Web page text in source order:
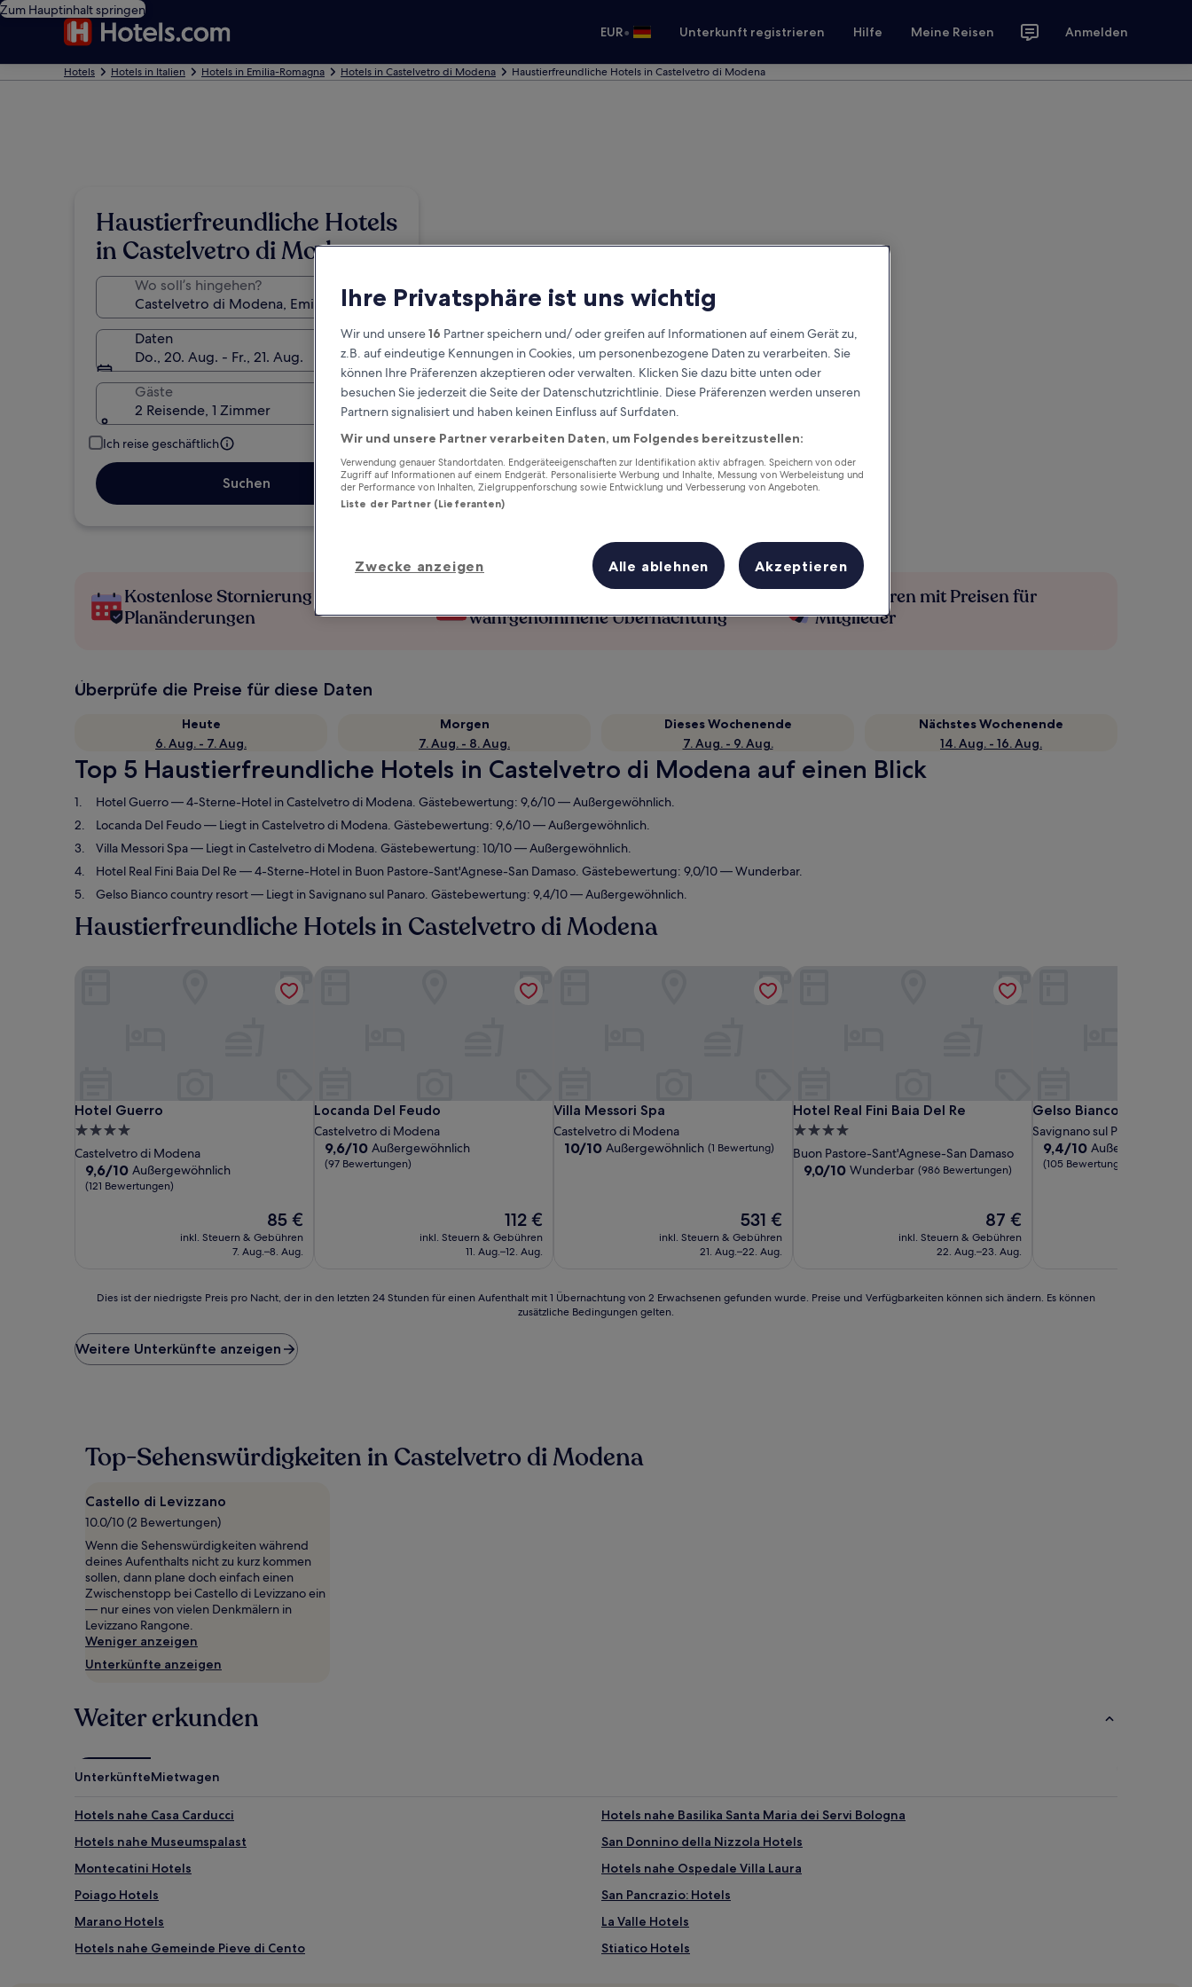
Zum Hauptinhalt springen
EUR• Unterkunft registrieren Hilfe Meine Reisen Anmelden
Hotels Hotels in Italien Hotels in Emilia-Romagna Hotels in Castelvetro di Modena Haustierfreundliche Hotels in Castelvetro di Modena
Haustierfreundliche Hotels
in Castelvetro di Modena
Wo soll’s hingehen?
Daten
Do., 20. Aug. - Fr., 21. Aug.
Gäste
2 Reisende, 1 Zimmer
Ich reise geschäftlich
Suchen
Kostenlose Stornierung bei
Planänderungen
Verdiene Prämien für jede
wahrgenommene Übernachtung
Mehr sparen mit Preisen für
Mitglieder
Überprüfe die Preise für diese Daten
Heute
6. Aug. - 7. Aug.
Morgen
7. Aug. - 8. Aug.
Dieses Wochenende
7. Aug. - 9. Aug.
Nächstes Wochenende
14. Aug. - 16. Aug.
Top 5 Haustierfreundliche Hotels in Castelvetro di Modena auf einen Blick
Hotel Guerro— 4-Sterne-Hotel in Castelvetro di Modena. Gästebewertung: 9,6/10 — Außergewöhnlich.
Locanda Del Feudo— Liegt in Castelvetro di Modena. Gästebewertung: 9,6/10 — Außergewöhnlich.
Villa Messori Spa— Liegt in Castelvetro di Modena. Gästebewertung: 10/10 — Außergewöhnlich.
Hotel Real Fini Baia Del Re— 4-Sterne-Hotel in Buon Pastore-Sant'Agnese-San Damaso. Gästebewertung: 9,0/10 — Wunderbar.
Gelso Bianco country resort— Liegt in Savignano sul Panaro. Gästebewertung: 9,4/10 — Außergewöhnlich.
Haustierfreundliche Hotels in Castelvetro di Modena
Hotel Guerro
Hotel Guerro
4.0-
Sterne-
Unterkunft
Castelvetro di Modena
9.6
von
9,6/10 Außergewöhnlich
(121 Bewertungen)
Der
Preis
beträgt
85 €
inkl. Steuern & Gebühren
7. Aug.–8. Aug.
Locanda Del Feudo
Locanda Del Feudo
Castelvetro di Modena
9.6
von
9,6/10 Außergewöhnlich
(97 Bewertungen)
Der
Preis
beträgt
112 €
inkl. Steuern & Gebühren
11. Aug.–12. Aug.
Villa Messori Spa
Villa Messori Spa
Castelvetro di Modena
10.0
10/10 Außergewöhnlich (1 Bewertung)
Der
Preis
beträgt
531 €
inkl. Steuern & Gebühren
21. Aug.–22. Aug.
Hotel Real Fini Baia Del Re
Hotel Real Fini Baia Del Re
4.0-
Sterne-
Unterkunft
Buon Pastore-Sant'Agnese-San Damaso
9.0
9,0/10 Wunderbar (986 Bewertungen)
Der
Preis
beträgt
87 €
inkl. Steuern & Gebühren
22. Aug.–23. Aug.
Gelso Bianco country
Gelso Bianco country
Savignano sul Panaro
9.4
von
9,4/10 Außergewöhnlich
(105 Bewertungen)
der
niedrigste
Preis
letzten
24 Stunden
einen
Aufenthalt
mit
1 Übernachtung
von
2 Erwachsenen
gefunden
wurde.
Preise
und
Verfügbarkeiten
ändern.
Es
zusätzliche
Bedingungen
Dies ist der niedrigste Preis pro Nacht, der in den letzten 24 Stunden für einen Aufenthalt mit 1 Übernachtung von 2 Erwachsenen gefunden wurde. Preise und Verfügbarkeiten können sich ändern. Es können
zusätzliche Bedingungen gelten.
Weitere Unterkünfte anzeigen
Top-Sehenswürdigkeiten in Castelvetro di Modena
Castello di Levizzano
10.0/10 (2 Bewertungen)
Wenn die Sehenswürdigkeiten während
deines Aufenthalts nicht zu kurz kommen
sollen, dann plane doch einfach einen
Zwischenstopp bei Castello di Levizzano ein
— nur eines von vielen Denkmälern in
Levizzano Rangone.
Weniger anzeigen
Unterkünfte anzeigen
Weiter erkunden
UnterkünfteMietwagen
Hotels nahe Casa Carducci
Hotels nahe Basilika Santa Maria dei Servi Bologna
Hotels nahe Museumspalast
San Donnino della Nizzola Hotels
Montecatini Hotels
Hotels nahe Ospedale Villa Laura
Poiago Hotels
San Pancrazio: Hotels
Marano Hotels
La Valle Hotels
Hotels nahe Gemeinde Pieve di Cento
Stiatico Hotels
Ihre Privatsphäre ist uns wichtig
Wir und unsere16 Partner speichern und/ oder greifen auf Informationen auf einem Gerät zu,
z.B. auf eindeutige Kennungen in Cookies, um personenbezogene Daten zu verarbeiten. Sie
können Ihre Präferenzen akzeptieren oder verwalten. Klicken Sie dazu bitte unten oder
besuchen Sie jederzeit die Seite der Datenschutzrichtlinie. Diese Präferenzen werden unseren
Partnern signalisiert und haben keinen Einfluss auf Surfdaten.
Wir und unsere Partner verarbeiten Daten, um Folgendes bereitzustellen:
Verwendung genauer Standortdaten. Endgeräteeigenschaften zur Identifikation aktiv abfragen. Speichern von oder
Zugriff auf Informationen auf einem Endgerät. Personalisierte Werbung und Inhalte, Messung von Werbeleistung und
der Performance von Inhalten, Zielgruppenforschung sowie Entwicklung und Verbesserung von Angeboten.
Liste der Partner (Lieferanten)
Zwecke anzeigen Alle ablehnen Akzeptieren